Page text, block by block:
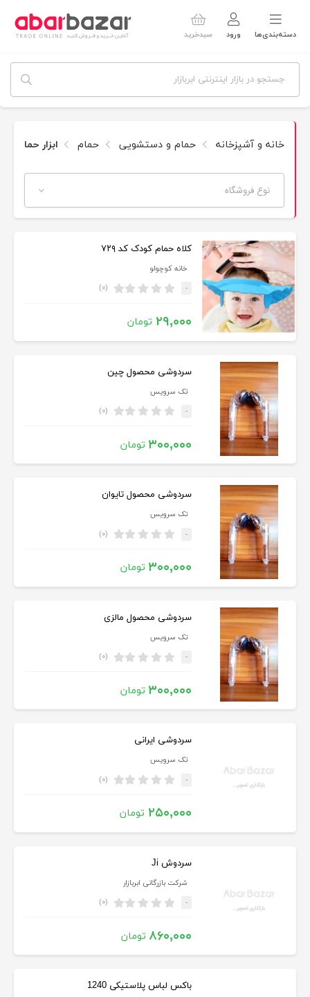
دسته‌بندی‌ها ورود سبدخرید
خانه و آشپزخانه حمام و دستشویی حمام ابزار حمام
نوع فروشگاه
کلاه حمام کودک کد ۷۲۹
خانه کوچولو
- (۰)
۲۹,۰۰۰ تومان
سردوشی محصول چین
تک سرویس
- (۰)
۳۰۰,۰۰۰ تومان
سردوشی محصول تایوان
تک سرویس
- (۰)
۳۰۰,۰۰۰ تومان
سردوشی محصول مالزی
تک سرویس
- (۰)
۳۰۰,۰۰۰ تومان
سردوشی ایرانی
تک سرویس
- (۰)
۲۵۰,۰۰۰ تومان
سردوش Ji
شرکت بازرگانی ابربازار
- (۰)
۸۶۰,۰۰۰ تومان
باکس لباس پلاستیکی 1240